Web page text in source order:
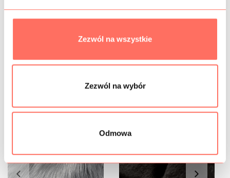
Zezwól na wszystkie
Zezwól na wybór
Odmowa
Podobne produkty